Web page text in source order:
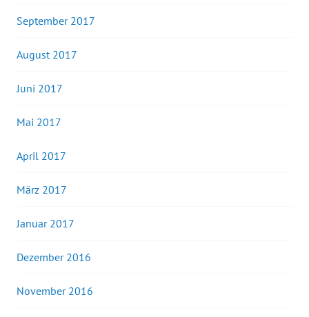
September 2017
August 2017
Juni 2017
Mai 2017
April 2017
März 2017
Januar 2017
Dezember 2016
November 2016